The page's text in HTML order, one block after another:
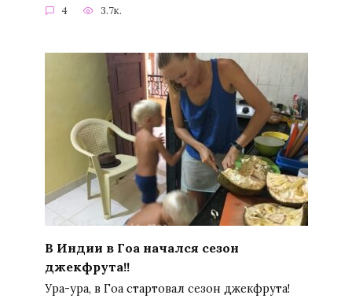
4 3.7к.
В Индии в Гоа начался сезон
джекфрута!!
Ура-ура, в Гоа стартовал сезон джекфрута!